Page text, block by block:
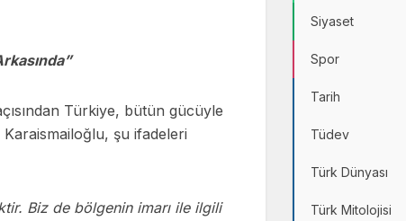
Türkiye, bütün gücüyle
Karaismailoğlu, şu ifadeleri
Biz de bölgenin imarı ile ilgili
Siyaset
Spor
Tarih
Tüdev
Türk Dünyası
Türk Mitolojisi